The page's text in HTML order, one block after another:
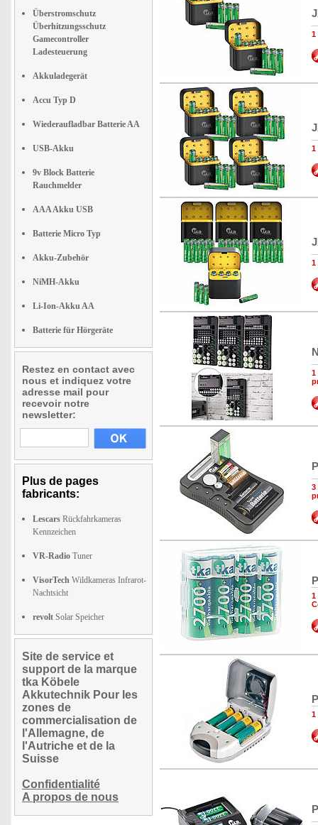
Überstromschutz
Überhitzungsschutz
Gamecontroller
Ladesteuerung
Akkuladegerät
Accu Typ D
Wiederaufladbar Batterie AA
USB-Akku
9v Block Batterie
Rauchmelder
AAA Akku USB
Batterie Micro Typ
Akku-Zubehör
NiMH-Akku
Li-Ion-Akku AA
Batterie für Hörgeräte
Restez en contact avec
nous et indiquez votre
adresse mail pour
recevoir notre
newsletter:
Plus de pages
fabricants:
Lescars Rückfahrkameras
Kennzeichen
VR-Radio Tuner
VisorTech Wildkameras Infrarot-
Nachtsicht
revolt Solar Speicher
Site de service et
support de la marque
tka Köbele
Akkutechnik Pour les
zones de
commercialisation de
l'Allemagne, de
l'Autriche et de la
Suisse
Confidentialité
A propos de nous
1
1
1
1
3
1
1